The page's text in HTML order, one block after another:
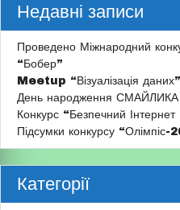
Недавні записи
Проведено Міжнародний
“Бобер”
Meetup “Візуалізація
День народження СМАЙЛИКА
Конкурс “Безпечний
Підсумки конкурсу “Олімпіс-
Категорії